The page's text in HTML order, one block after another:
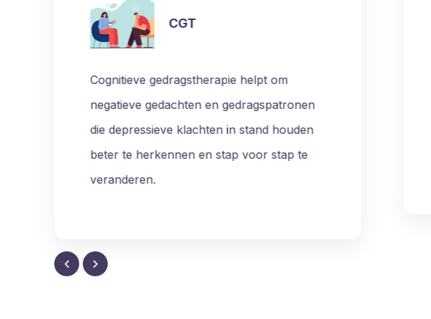
ACT
Acceptance & Commitment Therapy helpt
om anders om te gaan met moeilijke
gedachten en gevoelens, en om weer meer
te leven vanuit wat voor jou belangrijk is.